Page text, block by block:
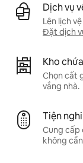
Dịch vụ
Lên lịch
Đặt dịch
Kho
Chọn cất
vắng nhà.
Tiện
Cung cấp
không